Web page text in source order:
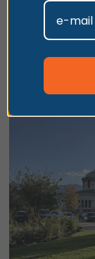
Подари на
Каблешково,
1 час